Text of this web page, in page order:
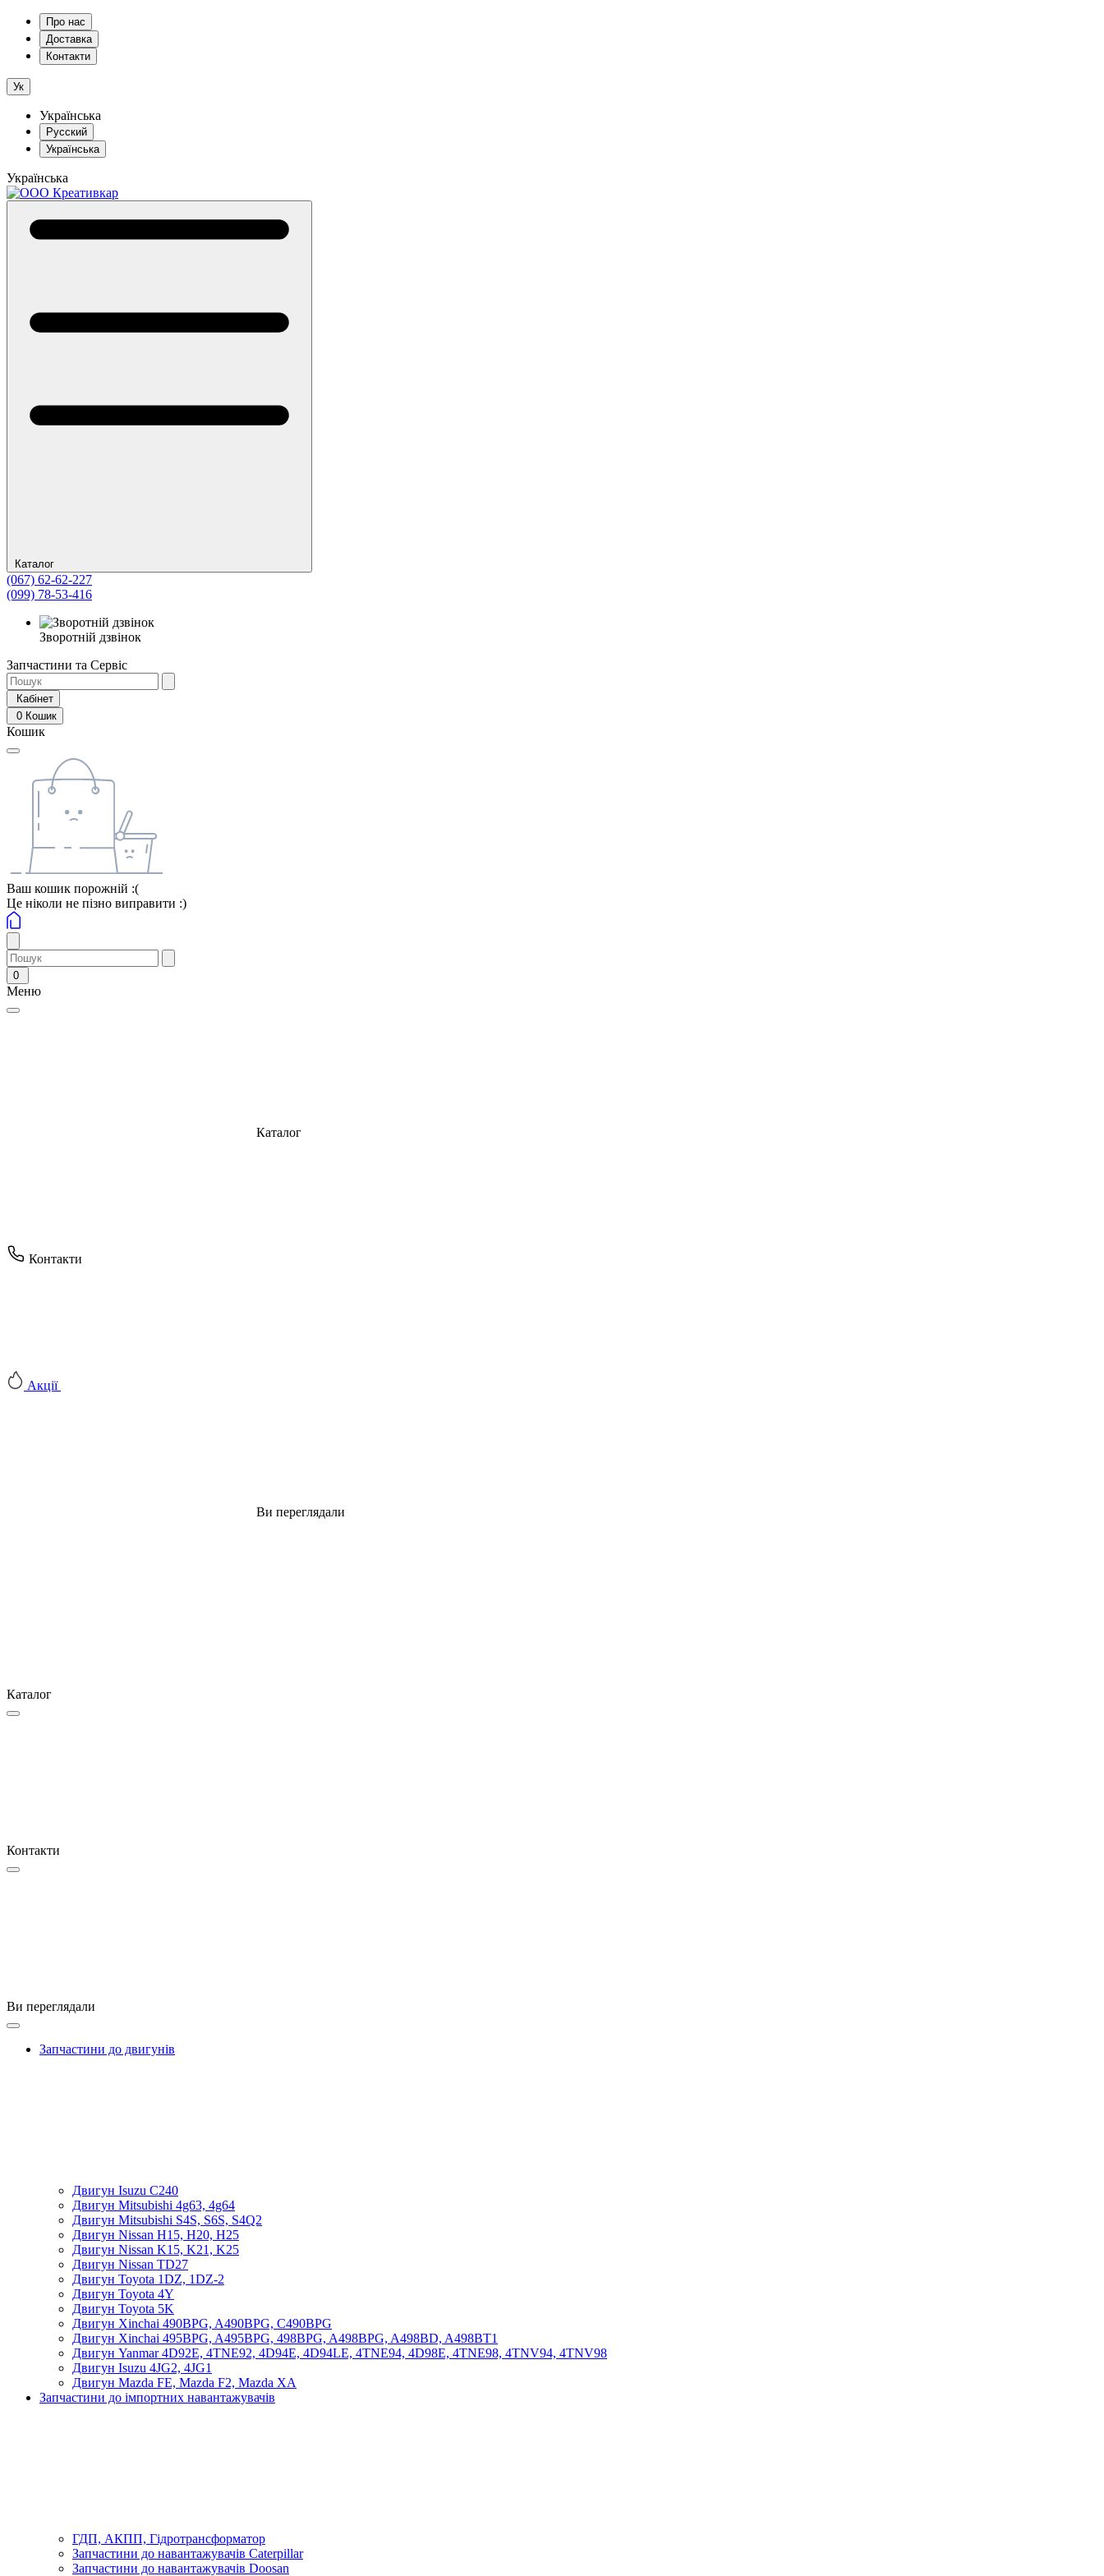
Про нас
Доставка
Контакти
Ук
Українська
Русский
Українська
Українська
Каталог
(067) 62-62-227
(099) 78-53-416
Зворотній дзвінок
Запчастини та Сервіс
Кабінет
0 Кошик
Кошик
Ваш кошик порожній :(
Це ніколи не пізно виправити :)
0
Меню
Каталог
Контакти
Акції
Ви переглядали
Каталог
Контакти
Ви переглядали
Запчастини до двигунів
Двигун Isuzu C240
Двигун Mitsubishi 4g63, 4g64
Двигун Mitsubishi S4S, S6S, S4Q2
Двигун Nissan H15, H20, H25
Двигун Nissan K15, K21, K25
Двигун Nissan TD27
Двигун Toyota 1DZ, 1DZ-2
Двигун Toyota 4Y
Двигун Toyota 5K
Двигун Xinchai 490BPG, A490BPG, C490BPG
Двигун Xinchai 495BPG, A495BPG, 498BPG, A498BPG, A498BD, A498BT1
Двигун Yanmar 4D92E, 4TNE92, 4D94E, 4D94LE, 4TNE94, 4D98E, 4TNE98, 4TNV94, 4TNV98
Двигун Isuzu 4JG2, 4JG1
Двигун Mazda FE, Mazda F2, Mazda XA
Запчастини до імпортних навантажувачів
ГДП, АКПП, Гідротрансформатор
Запчастини до навантажувачів Caterpillar
Запчастини до навантажувачів Doosan